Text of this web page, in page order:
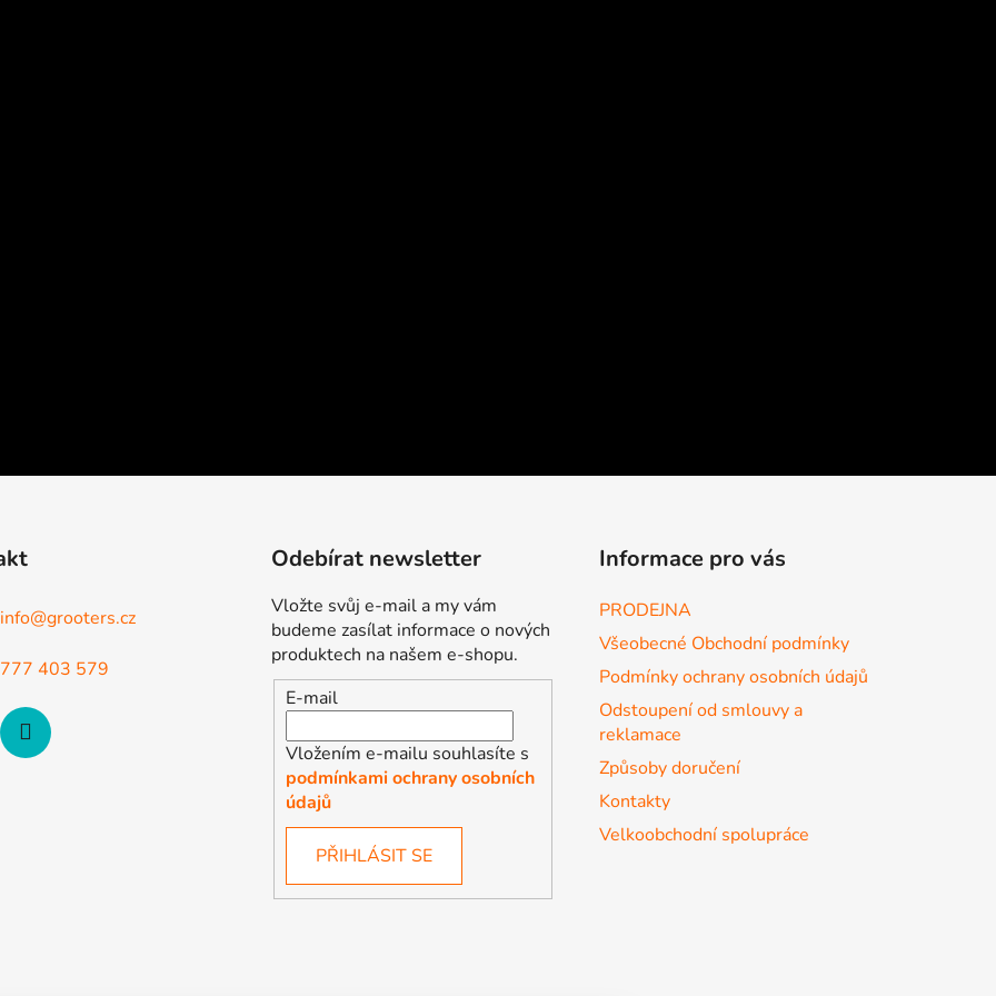
info@grooters.cz
777 403 579
Odebírat newsletter
Vložte svůj e-mail a my vám
budeme zasílat informace o nových
produktech na našem e-shopu.
E-mail
Vložením e-mailu souhlasíte s
podmínkami ochrany osobních
údajů
PŘIHLÁSIT SE
Informace pro vás
PRODEJNA
Všeobecné Obchodní podmínky
Podmínky ochrany osobních údajů
Odstoupení od smlouvy a
reklamace
Způsoby doručení
Kontakty
Velkoobchodní spolupráce